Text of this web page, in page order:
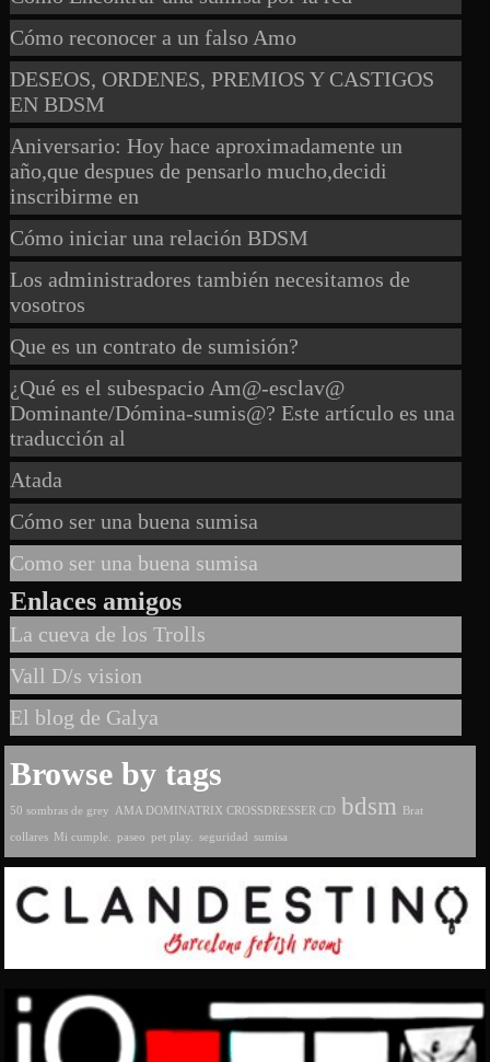
Cómo reconocer a un falso Amo
DESEOS, ORDENES, PREMIOS Y CASTIGOS
EN BDSM
Aniversario: Hoy hace aproximadamente un
año,que despues de pensarlo mucho,decidi
inscribirme en
Cómo iniciar una relación BDSM
Los administradores también necesitamos de
vosotros
Que es un contrato de sumisión?
¿Qué es el subespacio Am@-esclav@
Dominante/Dómina-sumis@? Este artículo es una
traducción al
Atada
Cómo ser una buena sumisa
Como ser una buena sumisa
Enlaces amigos
La cueva de los Trolls
Vall D/s vision
El blog de Galya
Browse by tags
50 sombras de grey AMA DOMINATRIX CROSSDRESSER CD bdsm Brat
collares Mi cumple. paseo pet play. seguridad sumisa